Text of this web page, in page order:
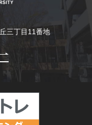
三丁目11番地